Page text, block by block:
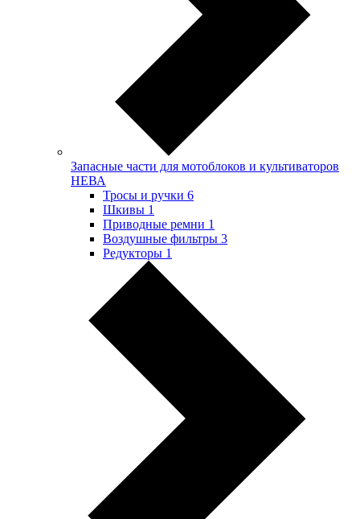
Запасные части для мотоблоков и культиваторов
НЕВА
Тросы и ручки 6
Шкивы 1
Приводные ремни 1
Воздушные фильтры 3
Редукторы 1